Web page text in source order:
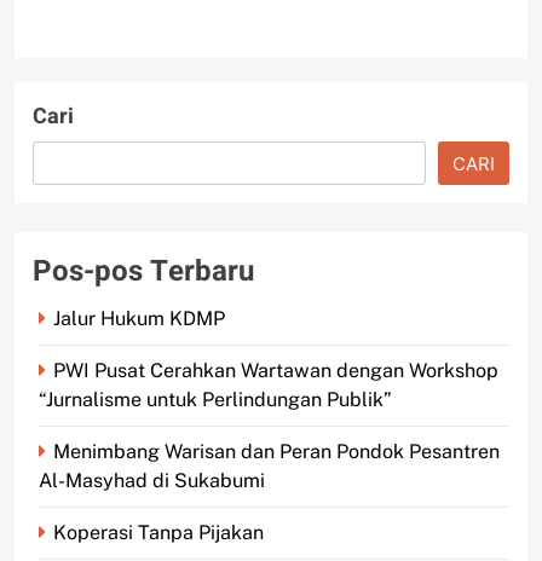
Cari
CARI
Pos-pos Terbaru
Jalur Hukum KDMP
PWI Pusat Cerahkan Wartawan dengan Workshop
“Jurnalisme untuk Perlindungan Publik”
Menimbang Warisan dan Peran Pondok Pesantren
Al-Masyhad di Sukabumi
Koperasi Tanpa Pijakan